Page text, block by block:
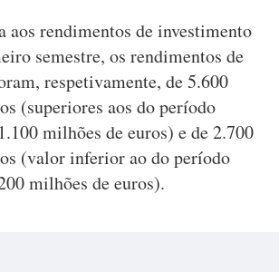
aos rendimentos de investimento
semestre, os rendimentos de
respetivamente, de 5.600
(superiores aos do período
milhões de euros) e de 2.700
(valor inferior ao do período
milhões de euros).